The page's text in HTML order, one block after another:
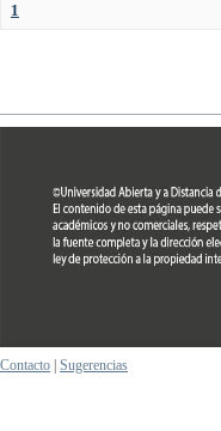
1
Contacto Sugerencias